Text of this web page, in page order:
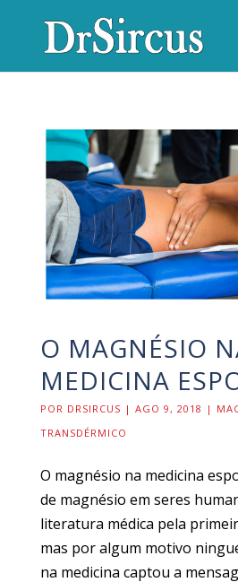
O MAGNÉSIO
MEDICINA
POR DRSIRCUS | AGO 9, 2018 |
TRANSDÉRMICO
O magnésio na medicina
de magnésio em seres
literatura médica pela
mas por algum motivo
na medicina captou a